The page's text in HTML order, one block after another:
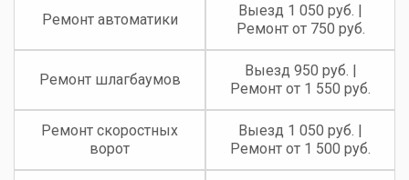
Ремонт автоматики
Выезд 1 050 руб. |
Ремонт от 750 руб.
Ремонт шлагбаумов
Выезд 950 руб. |
Ремонт от 1 550 руб.
Ремонт скоростных
ворот
Выезд 1 050 руб. |
Ремонт от 1 500 руб.